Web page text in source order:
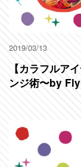
2019/03/13
【カラフルア
ンジ術〜by